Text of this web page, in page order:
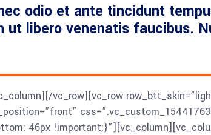
odio et ante tincidunt
ut libero venenatis faucibus.
vc_row][vc_row
46px